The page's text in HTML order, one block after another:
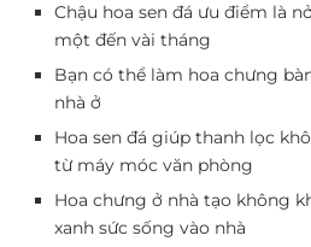
Chậu hoa sen đá ưu điểm là
một đến vài tháng
Bạn có thể làm hoa chưng
nhà ở
Hoa sen đá giúp thanh lọc
từ máy móc văn phòng
Hoa chưng ở nhà tạo không
xanh sức sống vào nhà